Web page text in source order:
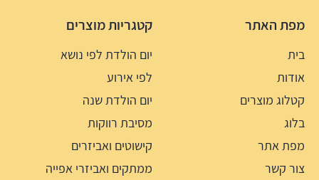
מפת האתר
בית
אודות
קטלוג מוצרים
בלוג
מפת אתר
צור קשר
קטגריות מוצרים
יום הולדת לפי נושא
לפי אירוע
יום הולדת שנה
מסיבת רווקות
קישוטים ואביזרים
ממתקים ואביזרי אפייה